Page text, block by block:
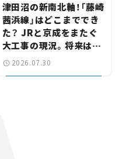
津田沼の新南北軸！「藤崎
茜浜線」はどこまででき
た？ JRと京成をまたぐ
大工事の現況。将来は
「習志野～鎌ケ谷」を最短
2026.07.30